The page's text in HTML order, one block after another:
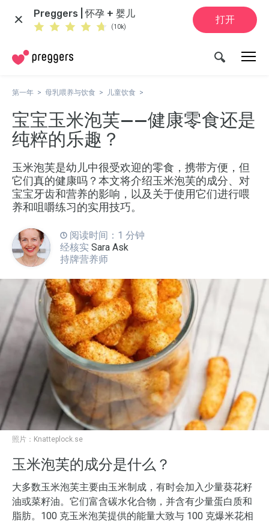
Preggers | 怀孕 + 婴儿
(10k)
打开
第一年 母乳喂养与饮食 儿童饮食
宝宝玉米泡芙——健康零食还是
纯粹的乐趣？
玉米泡芙是幼儿中很受欢迎的零食，携带方便，但
它们真的健康吗？本文将介绍玉米泡芙的成分、对
宝宝牙齿和营养的影响，以及关于使用它们进行喂
养和咀嚼练习的实用技巧。
阅读时间：1 分钟
经核实 Sara Ask
持牌营养师
照片： Knatteplock.se
玉米泡芙的成分是什么？
大多数玉米泡芙主要由玉米制成，有时会加入少量葵花籽
油或菜籽油。它们富含碳水化合物，并含有少量蛋白质和
脂肪。100 克玉米泡芙提供的能量大致与 100 克爆米花相